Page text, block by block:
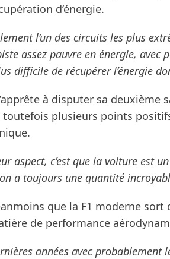
d’énergie.
l’un des circuits les plus
assez pauvre en énergie, avec
difficile de récupérer l’énergie
à disputer sa deuxième
toutefois plusieurs points
aspect, c’est que la voiture est
a toujours une quantité
que la F1 moderne sort
de performance
années avec probablement